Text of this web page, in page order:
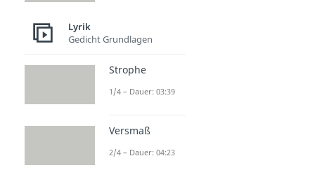
Lyrik
Gedicht Grundlagen
Strophe
1/4 – Dauer: 03:39
Versmaß
2/4 – Dauer: 04:23